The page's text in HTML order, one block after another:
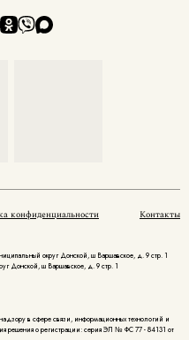
конфиденциальности Контакты
округ Донской, ш Варшавское, д. 9 стр. 1
Донской, ш Варшавское, д. 9 стр. 1
в сфере связи, информационных технологий и
решения о регистрации: серия ЭЛ № ФС 77 - 84131 от